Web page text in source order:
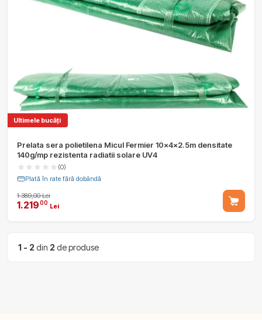
Ultimele bucăți
Prelata sera polietilena Micul Fermier 10x4x2.5m densitate
140g/mp rezistenta radiatii solare UV4
(0)
Plată în rate fără dobândă
1.389,00 Lei
1.21900 Lei
1 - 2din 2de produse